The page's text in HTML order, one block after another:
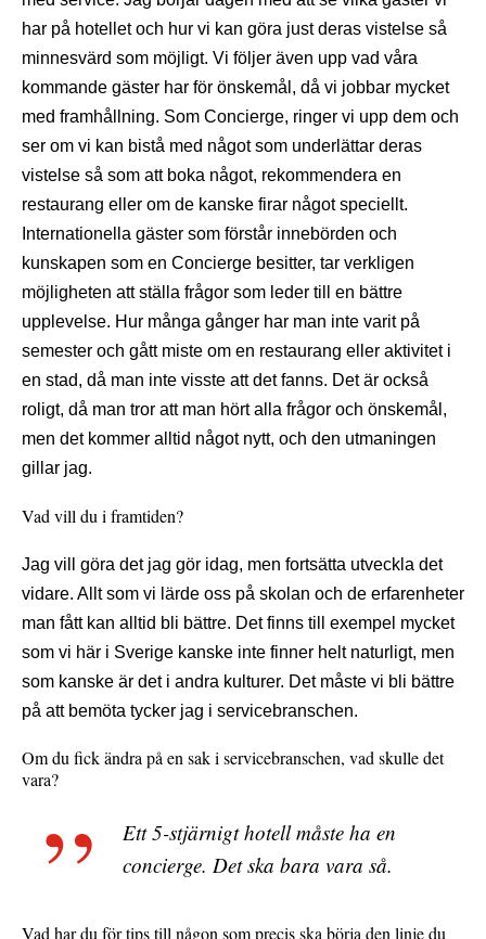
har på hotellet och hur vi kan göra just deras vistelse så
minnesvärd som möjligt. Vi följer även upp vad våra
kommande gäster har för önskemål, då vi jobbar mycket
med framhållning. Som Concierge, ringer vi upp dem och
ser om vi kan bistå med något som underlättar deras
vistelse så som att boka något, rekommendera en
restaurang eller om de kanske firar något speciellt.
Internationella gäster som förstår innebörden och
kunskapen som en Concierge besitter, tar verkligen
möjligheten att ställa frågor som leder till en bättre
upplevelse. Hur många gånger har man inte varit på
semester och gått miste om en restaurang eller aktivitet i
en stad, då man inte visste att det fanns. Det är också
roligt, då man tror att man hört alla frågor och önskemål,
men det kommer alltid något nytt, och den utmaningen
gillar jag.
Vad vill du i framtiden?
Jag vill göra det jag gör idag, men fortsätta utveckla det
vidare. Allt som vi lärde oss på skolan och de erfarenheter
man fått kan alltid bli bättre. Det finns till exempel mycket
som vi här i Sverige kanske inte finner helt naturligt, men
som kanske är det i andra kulturer. Det måste vi bli bättre
på att bemöta tycker jag i servicebranschen.
Om du fick ändra på en sak i servicebranschen, vad skulle det
vara?
Ett 5-stjärnigt hotell måste ha en
concierge. Det ska bara vara så.
Vad har du för tips till någon som precis ska börja den linje du